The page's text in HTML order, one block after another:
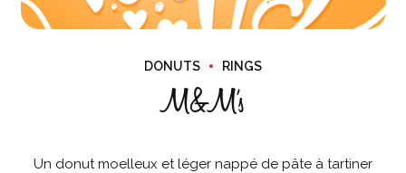
DONUTS RINGS
M&M’s
Un donut moelleux et léger nappé de pâte à tartiner